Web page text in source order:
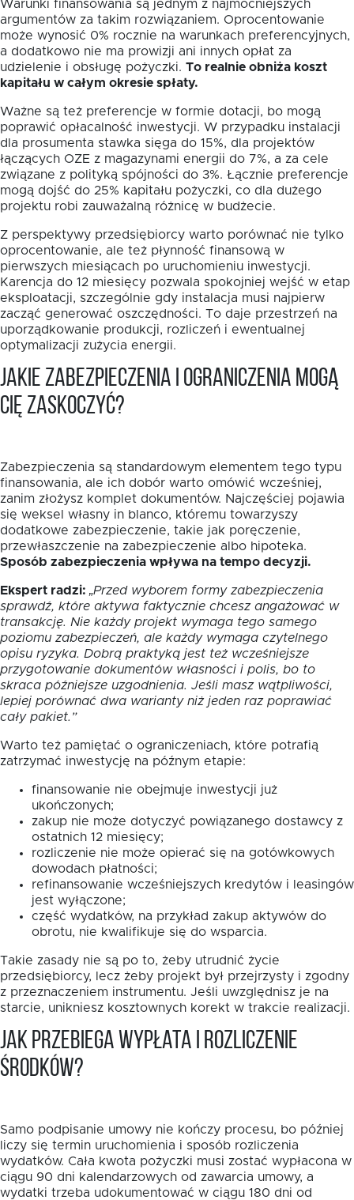
Warunki finansowania są jednym z najmocniejszych
argumentów za takim rozwiązaniem. Oprocentowanie
może wynosić 0% rocznie na warunkach preferencyjnych,
a dodatkowo nie ma prowizji ani innych opłat za
udzielenie i obsługę pożyczki. To realnie obniża koszt
kapitału w całym okresie spłaty.
Ważne są też preferencje w formie dotacji, bo mogą
poprawić opłacalność inwestycji. W przypadku instalacji
dla prosumenta stawka sięga do 15%, dla projektów
łączących OZE z magazynami energii do 7%, a za cele
związane z polityką spójności do 3%. Łącznie preferencje
mogą dojść do 25% kapitału pożyczki, co dla dużego
projektu robi zauważalną różnicę w budżecie.
Z perspektywy przedsiębiorcy warto porównać nie tylko
oprocentowanie, ale też płynność finansową w
pierwszych miesiącach po uruchomieniu inwestycji.
Karencja do 12 miesięcy pozwala spokojniej wejść w etap
eksploatacji, szczególnie gdy instalacja musi najpierw
zacząć generować oszczędności. To daje przestrzeń na
uporządkowanie produkcji, rozliczeń i ewentualnej
optymalizacji zużycia energii.
Jakie zabezpieczenia i ograniczenia mogą
Cię zaskoczyć?
Zabezpieczenia są standardowym elementem tego typu
finansowania, ale ich dobór warto omówić wcześniej,
zanim złożysz komplet dokumentów. Najczęściej pojawia
się weksel własny in blanco, któremu towarzyszy
dodatkowe zabezpieczenie, takie jak poręczenie,
przewłaszczenie na zabezpieczenie albo hipoteka.
Sposób zabezpieczenia wpływa na tempo decyzji.
Ekspert radzi: „Przed wyborem formy zabezpieczenia
sprawdź, które aktywa faktycznie chcesz angażować w
transakcję. Nie każdy projekt wymaga tego samego
poziomu zabezpieczeń, ale każdy wymaga czytelnego
opisu ryzyka. Dobrą praktyką jest też wcześniejsze
przygotowanie dokumentów własności i polis, bo to
skraca późniejsze uzgodnienia. Jeśli masz wątpliwości,
lepiej porównać dwa warianty niż jeden raz poprawiać
cały pakiet.”
Warto też pamiętać o ograniczeniach, które potrafią
zatrzymać inwestycję na późnym etapie:
finansowanie nie obejmuje inwestycji już
ukończonych;
zakup nie może dotyczyć powiązanego dostawcy z
ostatnich 12 miesięcy;
rozliczenie nie może opierać się na gotówkowych
dowodach płatności;
refinansowanie wcześniejszych kredytów i leasingów
jest wyłączone;
część wydatków, na przykład zakup aktywów do
obrotu, nie kwalifikuje się do wsparcia.
Takie zasady nie są po to, żeby utrudnić życie
przedsiębiorcy, lecz żeby projekt był przejrzysty i zgodny
z przeznaczeniem instrumentu. Jeśli uwzględnisz je na
starcie, unikniesz kosztownych korekt w trakcie realizacji.
Jak przebiega wypłata i rozliczenie
środków?
Samo podpisanie umowy nie kończy procesu, bo później
liczy się termin uruchomienia i sposób rozliczenia
wydatków. Cała kwota pożyczki musi zostać wypłacona w
ciągu 90 dni kalendarzowych od zawarcia umowy, a
wydatki trzeba udokumentować w ciągu 180 dni od